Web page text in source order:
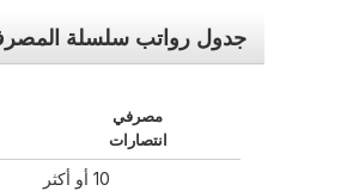
جدول رواتب سلسلة
مصرفي
انتصارات
10 أو أكثر